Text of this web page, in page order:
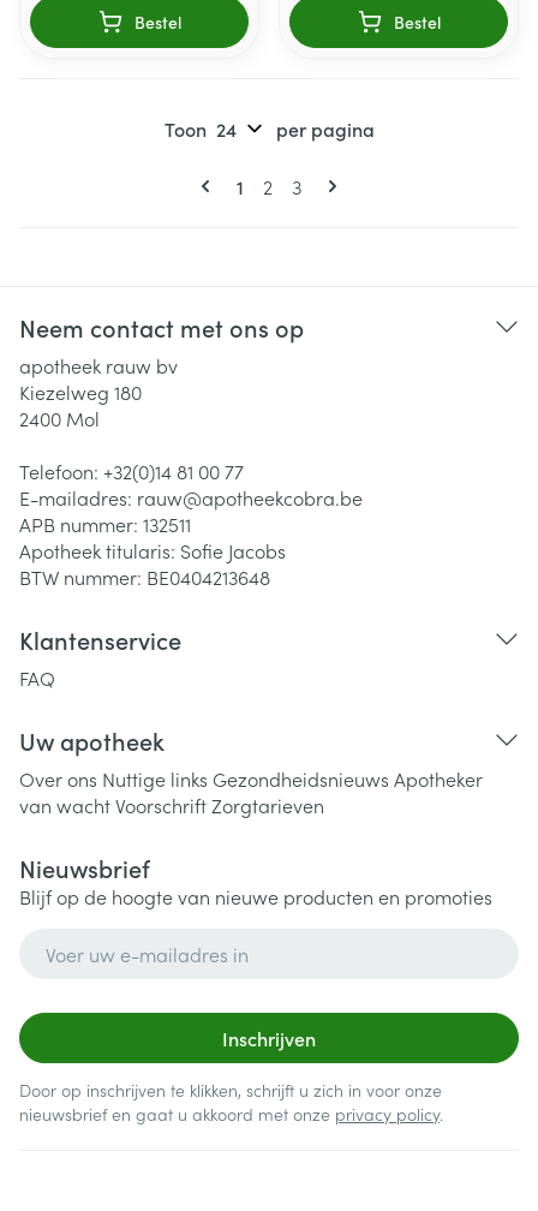
Bestel Bestel
Pagina's
U lees momenteel pagina
1 Pagina
2 Pagina
3
Toon per pagina
Neem contact met ons op
apotheek rauw bv
Kiezelweg 180
2400 Mol
Telefoon: +32(0)14 81 00 77
E-mailadres: rauw@apotheekcobra.be
APB nummer: 132511
Apotheek titularis: Sofie Jacobs
BTW nummer: BE0404213648
Klantenservice
FAQ
Uw apotheek
Over ons Nuttige links Gezondheidsnieuws Apotheker
van wachtVoorschriftZorgtarieven
Nieuwsbrief
Blijf op de hoogte van nieuwe producten en promoties
Inschrijven
Door op inschrijven te klikken, schrijft u zich in voor onze
nieuwsbrief en gaat u akkoord met onze privacy policy.